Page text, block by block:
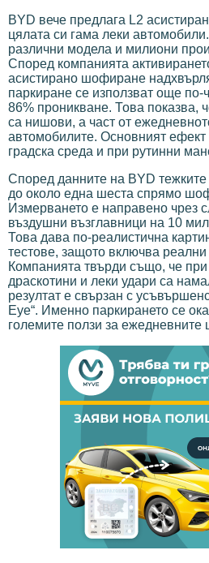
BYD вече предлага L2
цялата си гама леки
различни модела и милиони
Според компанията
асистирано шофиране
паркиране се използват още по-
86% проникване. Това показва,
са нишови, а част от
автомобилите. Основният
градска среда и при рутинни
Според данните на BYD
до около една шеста спрямо
Измерването е направено чрез
въздушни възглавници на 10
Това дава по-реалистична
тестове, защото включва
Компанията твърди също, че
драскотини и леки удари са
резултат е свързан с
Eye“. Именно паркирането се
големите ползи за